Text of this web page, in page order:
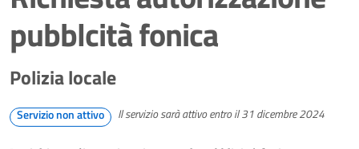
pubblcità fonica
Polizia locale
Servizio non attivo Il servizio sarà attivo entro il 31 dicembre 2024